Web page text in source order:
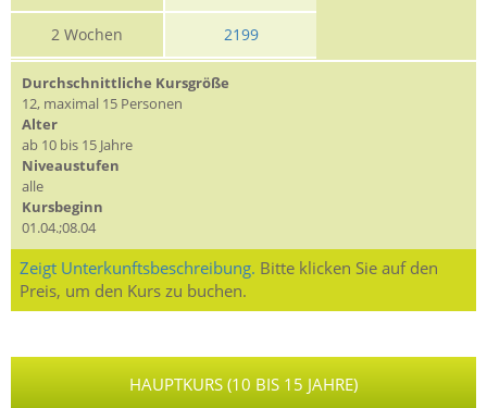
2 Wochen 2199
Durchschnittliche Kursgröße
12, maximal 15 Personen
Alter
ab 10 bis 15 Jahre
Niveaustufen
alle
Kursbeginn
01.04.;08.04
Zeigt Unterkunftsbeschreibung. Bitte klicken Sie auf den
Preis, um den Kurs zu buchen.
HAUPTKURS (10 BIS 15 JAHRE)